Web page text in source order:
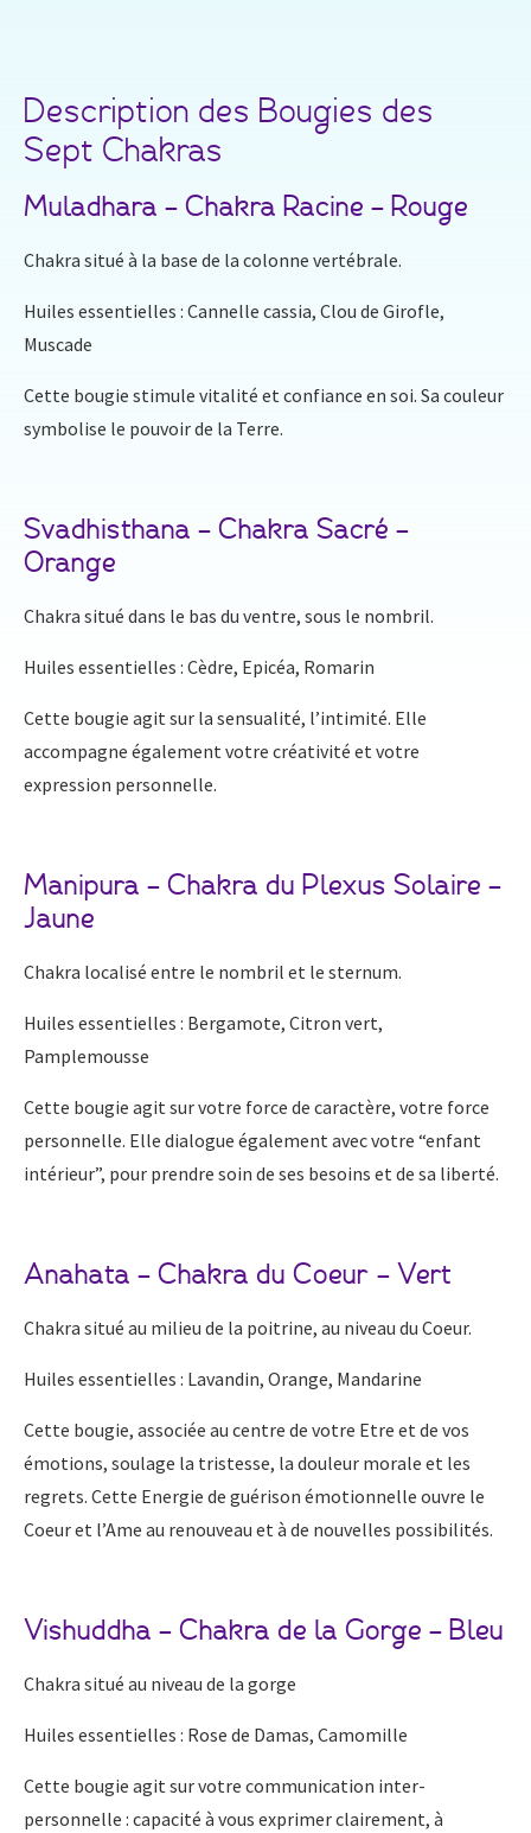
Description des Bougies des
Sept Chakras
Muladhara – Chakra Racine – Rouge
Chakra situé à la base de la colonne vertébrale.
Huiles essentielles : Cannelle cassia, Clou de Girofle,
Muscade
Cette bougie stimule vitalité et confiance en soi. Sa couleur
symbolise le pouvoir de la Terre.
Svadhisthana – Chakra Sacré –
Orange
Chakra situé dans le bas du ventre, sous le nombril.
Huiles essentielles : Cèdre, Epicéa, Romarin
Cette bougie agit sur la sensualité, l’intimité. Elle
accompagne également votre créativité et votre
expression personnelle.
Manipura – Chakra du Plexus Solaire –
Jaune
Chakra localisé entre le nombril et le sternum.
Huiles essentielles : Bergamote, Citron vert,
Pamplemousse
Cette bougie agit sur votre force de caractère, votre force
personnelle. Elle dialogue également avec votre “enfant
intérieur”, pour prendre soin de ses besoins et de sa liberté.
Anahata – Chakra du Coeur – Vert
Chakra situé au milieu de la poitrine, au niveau du Coeur.
Huiles essentielles : Lavandin, Orange, Mandarine
Cette bougie, associée au centre de votre Etre et de vos
émotions, soulage la tristesse, la douleur morale et les
regrets. Cette Energie de guérison émotionnelle ouvre le
Coeur et l’Ame au renouveau et à de nouvelles possibilités.
Vishuddha – Chakra de la Gorge – Bleu
Chakra situé au niveau de la gorge
Huiles essentielles : Rose de Damas, Camomille
Cette bougie agit sur votre communication inter-
personnelle : capacité à vous exprimer clairement, à